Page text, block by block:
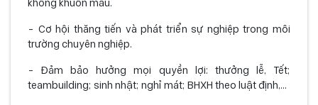
dụng
không khuôn mẫu.
- Cơ hội thăng tiến và phát triển sự nghiệp trong môi
trường chuyên nghiệp.
- Đảm bảo hưởng mọi quyền lợi: thưởng lễ, Tết;
teambuilding; sinh nhật; nghỉ mát; BHXH theo luật định,...